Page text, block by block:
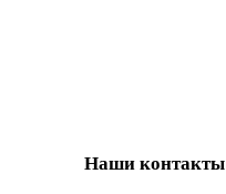
Наши контакты